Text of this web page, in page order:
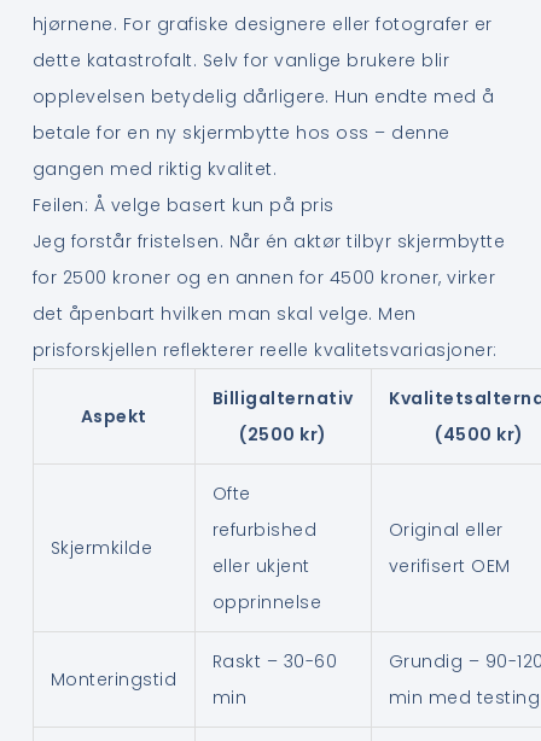
hjørnene. For grafiske designere eller fotografer er
dette katastrofalt. Selv for vanlige brukere blir
opplevelsen betydelig dårligere. Hun endte med å
betale for en ny skjermbytte hos oss – denne
gangen med riktig kvalitet.
Feilen: Å velge basert kun på pris
Jeg forstår fristelsen. Når én aktør tilbyr skjermbytte
for 2500 kroner og en annen for 4500 kroner, virker
det åpenbart hvilken man skal velge. Men
prisforskjellen reflekterer reelle kvalitetsvariasjoner:
Aspekt
Billigalternativ
(2500 kr)
(4500 kr)
Skjermkilde
Ofte
refurbished
eller ukjent
opprinnelse
Original eller
verifisert OEM
Monteringstid
Raskt – 30-60
min
Grundig – 90-
min med testing